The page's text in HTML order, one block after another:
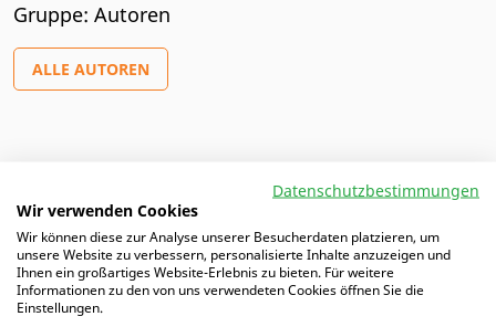
Gruppe: Autoren
ALLE AUTOREN
20.03.2025 |
Benfica Lissabon: Einblicke in die
englische Woche des Frauenteams
20.03.2025 |
Datenschutzbestimmungen
Wir verwenden Cookies
Wir können diese zur Analyse unserer Besucherdaten platzieren, um
unsere Website zu verbessern, personalisierte Inhalte anzuzeigen und
Ihnen ein großartiges Website-Erlebnis zu bieten. Für weitere
Informationen zu den von uns verwendeten Cookies öffnen Sie die
Einstellungen.